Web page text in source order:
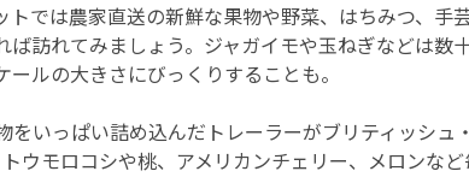
では農家直送の新鮮な果物や野菜、はちみつ、手
訪れてみましょう。ジャガイモや玉ねぎなどは数
ルの大きさにびっくりすることも。
いっぱい詰め込んだトレーラーがブリティッシュ
ウモロコシや桃、アメリカンチェリー、メロンな